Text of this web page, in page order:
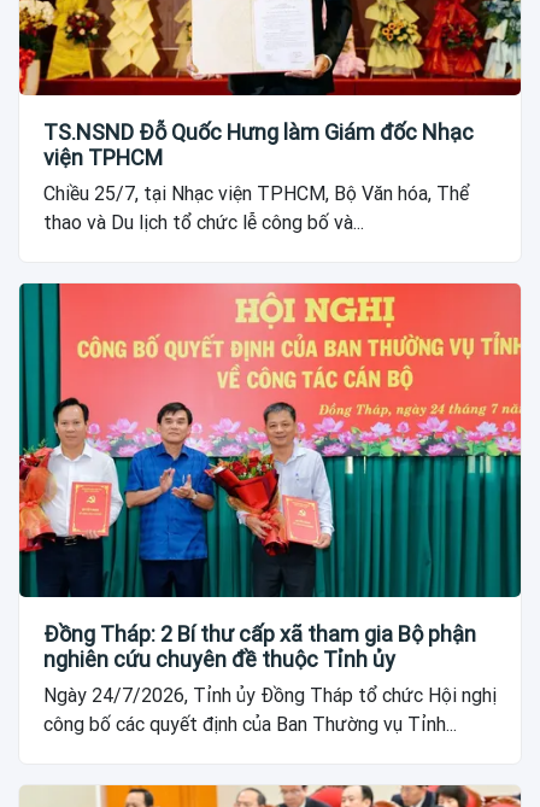
TS.NSND Đỗ Quốc Hưng làm Giám đốc Nhạc
viện TPHCM
Chiều 25/7, tại Nhạc viện TPHCM, Bộ Văn hóa, Thể
thao và Du lịch tổ chức lễ công bố và...
Đồng Tháp: 2 Bí thư cấp xã tham gia Bộ phận
nghiên cứu chuyên đề thuộc Tỉnh ủy
Ngày 24/7/2026, Tỉnh ủy Đồng Tháp tổ chức Hội nghị
công bố các quyết định của Ban Thường vụ Tỉnh...